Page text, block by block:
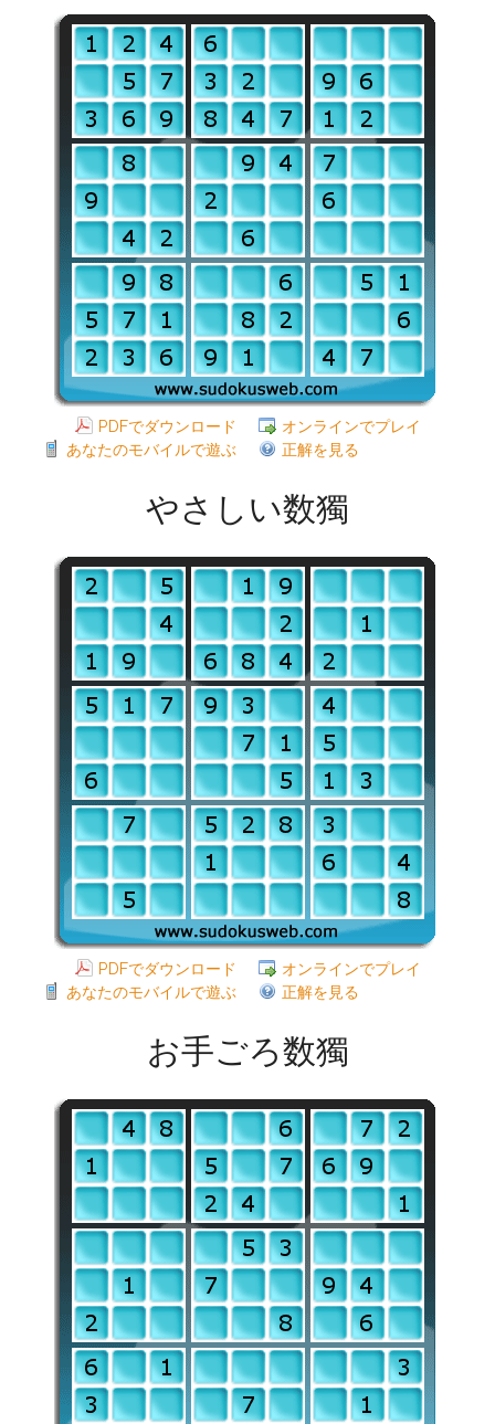
PDFでダウンロード
オンラインでプレイ
あなたのモバイルで遊ぶ
正解を見る
やさしい数獨
PDFでダウンロード
オンラインでプレイ
あなたのモバイルで遊ぶ
正解を見る
お手ごろ数獨